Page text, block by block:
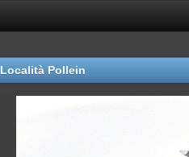
Località Pollein